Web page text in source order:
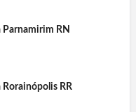
Parnamirim RN
Rorainópolis RR